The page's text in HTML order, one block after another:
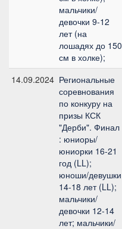
мальчики/
девочки 9-12
лет (на
лошадях до 150
см в холке);
14.09.2024 Региональные
соревнования
по конкуру на
призы КСК
"Дерби". Финал
: юниоры/
юниорки 16-21
год (LL);
юноши/девушки
14-18 лет (LL);
мальчики/
девочки 12-14
лет; мальчики/